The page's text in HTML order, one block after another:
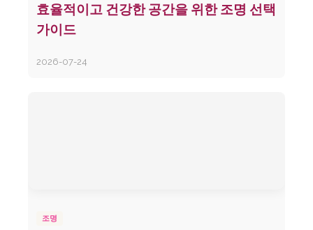
효율적이고 건강한 공간을 위한 조명 선택
가이드
2026-07-24
조명